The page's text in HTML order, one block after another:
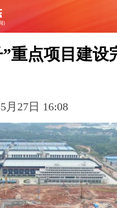
重点项目建设
月27日 16:08